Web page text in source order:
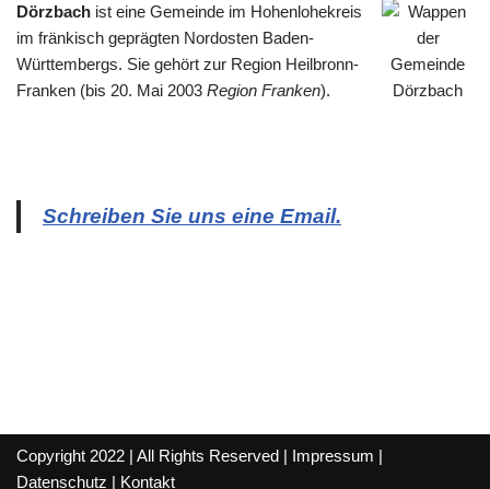
Dörzbach ist eine Gemeinde im Hohenlohekreis
im fränkisch geprägten Nordosten Baden-
Württembergs. Sie gehört zur Region Heilbronn-
Franken (bis 20. Mai 2003 Region Franken).
Schreiben Sie uns eine Email.
Copyright 2022 | All Rights Reserved | Impressum |
Datenschutz | Kontakt